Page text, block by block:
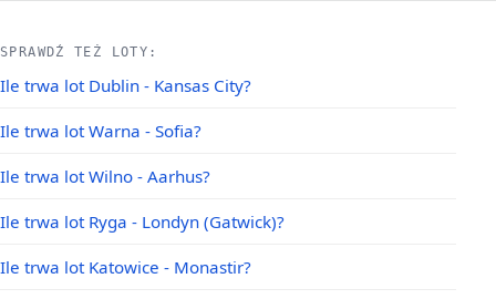
SPRAWDŹ TEŻ LOTY:
Ile trwa lot Dublin - Kansas City?
Ile trwa lot Warna - Sofia?
Ile trwa lot Wilno - Aarhus?
Ile trwa lot Ryga - Londyn (Gatwick)?
Ile trwa lot Katowice - Monastir?